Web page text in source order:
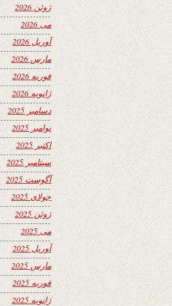
ژوئن 2026
می 2026
آوریل 2026
مارس 2026
فوریه 2026
ژانویه 2026
دسامبر 2025
نوامبر 2025
اکتبر 2025
سپتامبر 2025
آگوست 2025
جولای 2025
ژوئن 2025
می 2025
آوریل 2025
مارس 2025
فوریه 2025
ژانویه 2025